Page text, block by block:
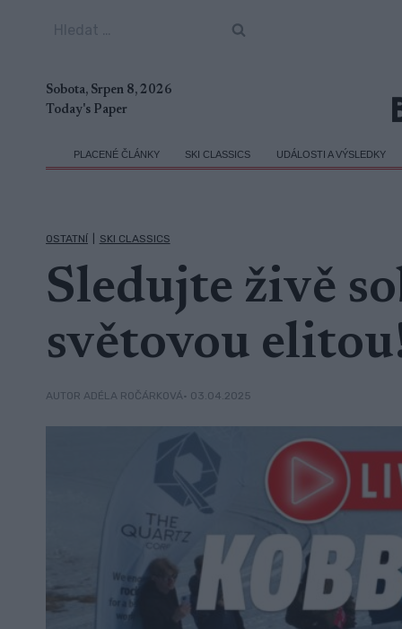
Sobota, Srpen 8, 2026
Today's Paper
PLACENÉ ČLÁNKY SKI CLASSICS UDÁLOSTI A VÝSLEDKY
OSTATNÍ SKI CLASSICS
Sledujte živě
světovou
AUTOR ADÉLA ROČÁRKOVÁ• 03.04.2025